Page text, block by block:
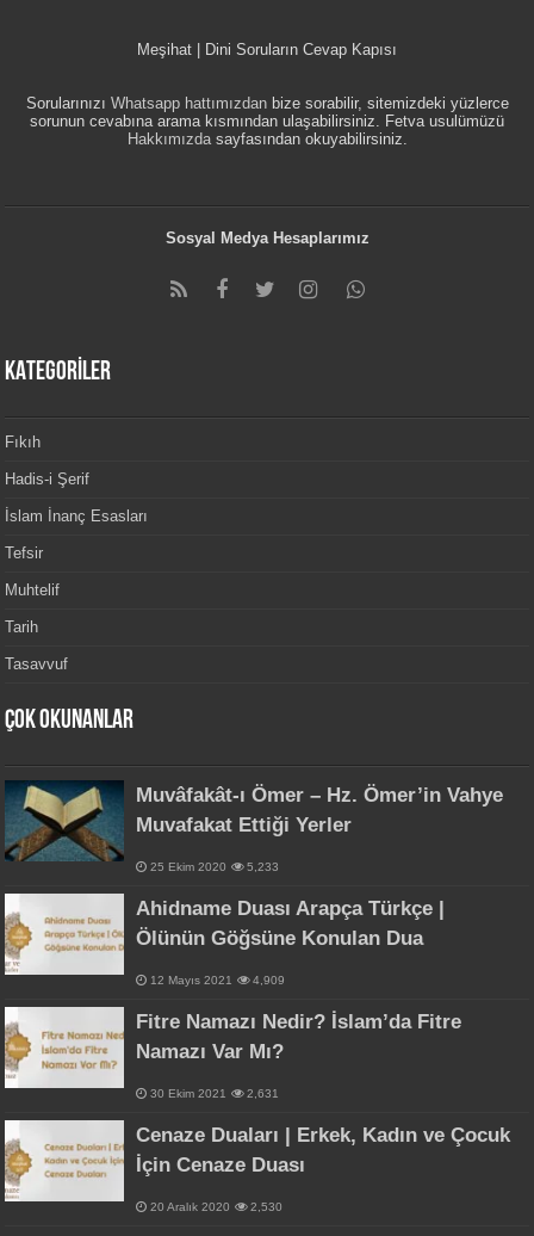
Meşihat | Dini Soruların Cevap Kapısı
Sorularınızı Whatsapp hattımızdanbize sorabilir, sitemizdeki yüzlerce
sorunun cevabına arama kısmından ulaşabilirsiniz. Fetva usulümüzü
Hakkımızdasayfasından okuyabilirsiniz.
Sosyal Medya Hesaplarımız
KATEGORİLER
Fıkıh
Hadis-i Şerif
İslam İnanç Esasları
Tefsir
Muhtelif
Tarih
Tasavvuf
Çok Okunanlar
Muvâfakât-ı Ömer – Hz. Ömer’in Vahye
Muvafakat Ettiği Yerler
25 Ekim 2020 5,233
Ahidname Duası Arapça Türkçe |
Ölünün Göğsüne Konulan Dua
12 Mayıs 2021 4,909
Fitre Namazı Nedir? İslam’da Fitre
Namazı Var Mı?
30 Ekim 2021 2,631
Cenaze Duaları | Erkek, Kadın ve Çocuk
İçin Cenaze Duası
20 Aralık 2020 2,530